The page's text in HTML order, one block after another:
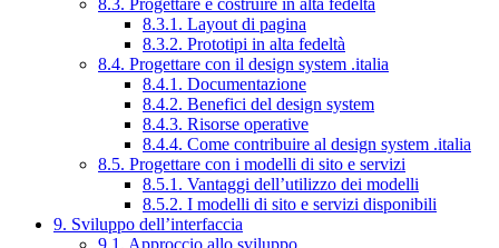
8.3. Progettare e costruire in alta fedeltà
8.3.1. Layout di pagina
8.3.2. Prototipi in alta fedeltà
8.4. Progettare con il design system .italia
8.4.1. Documentazione
8.4.2. Benefici del design system
8.4.3. Risorse operative
8.4.4. Come contribuire al design system .italia
8.5. Progettare con i modelli di sito e servizi
8.5.1. Vantaggi dell’utilizzo dei modelli
8.5.2. I modelli di sito e servizi disponibili
9. Sviluppo dell’interfaccia
9.1. Approccio allo sviluppo